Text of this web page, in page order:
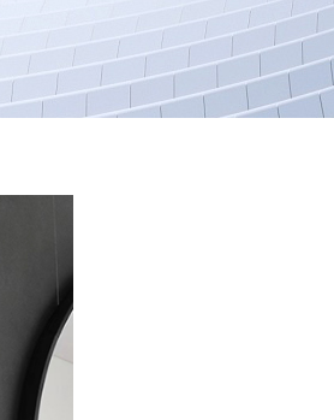
Рельс безопасности